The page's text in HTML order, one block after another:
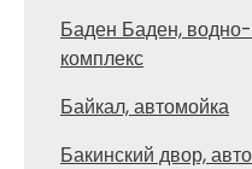
Баден Баден,
комплекс
Байкал, автомойка
Бакинский двор,